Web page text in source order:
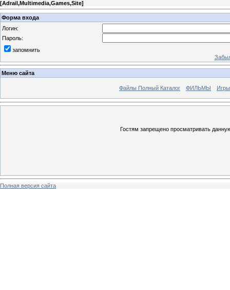
[Adrail,Multimedia,Games,Site]
Форма входа
Логин:
Пароль:
запомнить
Меню сайта
Файлы Полный Каталог ФИЛЬМЫ
Гостям запрещено просматривать
Полная версия сайта